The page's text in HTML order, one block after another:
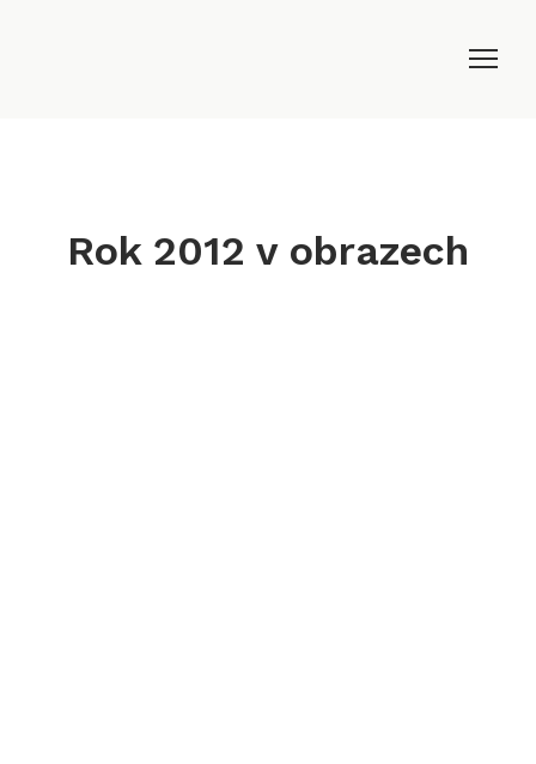
Rok 2012 v obrazech